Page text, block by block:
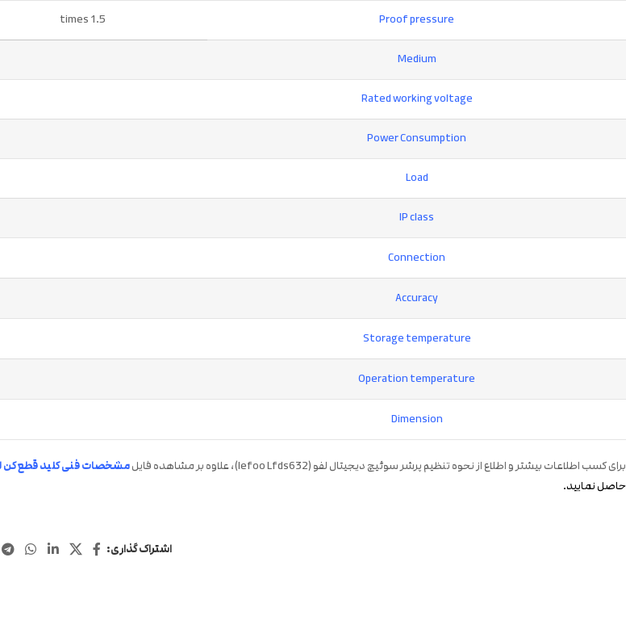
Proof pressure
1.5 times
Medium
Rated working voltage
Power Consumption
Load
IP class
Connection
Accuracy
Storage temperature
Operation temperature
Dimension
برای کسب اطلاعات بیشتر و اطلاع از نحوه تنظیم پرشر سوئیچ دیجیتال لفو (lefoo Lfds632)، علاوه بر مشاهده فایل مشخصات فنی کلید قطع کن
حاصل نمایید.
اشتراک گذاری: